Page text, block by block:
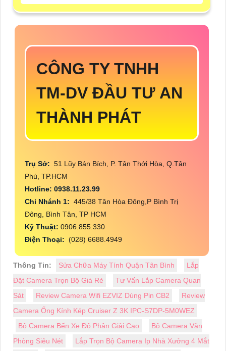
CÔNG TY TNHH
TM-DV ĐẦU TƯ AN
THÀNH PHÁT
Trụ Sở: 51 Lũy Bán Bích, P. Tân Thới Hòa, Q.Tân
Phú, TP.HCM
Hotline: 0938.11.23.99
Chi Nhánh 1: 445/38 Tân Hòa Đông,P Bình Trị
Đông, Bình Tân, TP HCM
Kỹ Thuật: 0906.855.330
Điện Thoại: (028) 6688.4949
Thông Tin: Sửa Chữa Máy Tính Quận Tân Bình
Lắp
Đặt Camera Trọn Bộ Giá Rẻ
Tư Vấn Lắp Camera Quan
Sát
Review Camera Wifi EZVIZ Dùng Pin CB2
Review
Camera Ống Kính Kép Cruiser Z 3K IPC-S7DP-5M0WEZ
Bộ Camera Bến Xe Độ Phân Giải Cao
Bộ Camera Văn
Phòng Siêu Nét
Lắp Trọn Bộ Camera Ip Nhà Xưởng 4 Mắt